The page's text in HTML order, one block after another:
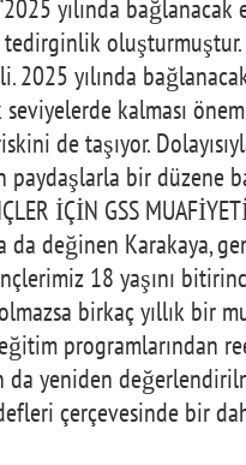
yılında bağlanacak
oluşturmuştur.
2025 yılında
kalması
de taşıyor.
paydaşlarla bir düzene
İÇİN GSS
da değinen Karakaya,
18 yaşını
birkaç yıllık bir
programlarından
da yeniden
çerçevesinde bir